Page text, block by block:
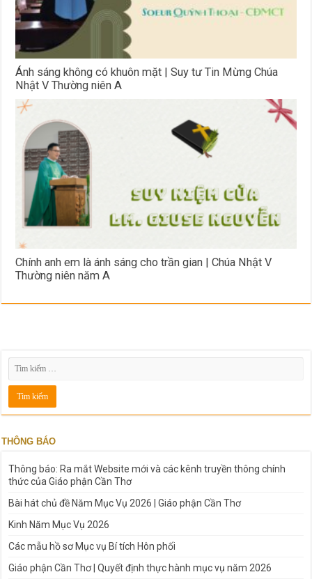
Ánh sáng không có khuôn mặt | Suy tư Tin Mừng Chúa
Nhật V Thường niên A
Chính anh em là ánh sáng cho trần gian | Chúa Nhật V
Thường niên năm A
THÔNG BÁO
Thông báo: Ra mắt Website mới và các kênh truyền thông chính
thức của Giáo phận Cần Thơ
Bài hát chủ đề Năm Mục Vụ 2026 | Giáo phận Cần Thơ
Kinh Năm Mục Vụ 2026
Các mẫu hồ sơ Mục vụ Bí tích Hôn phối
Giáo phận Cần Thơ | Quyết định thực hành mục vụ năm 2026